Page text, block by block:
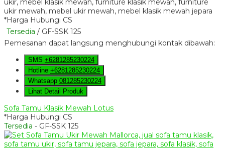
*Harga Hubungi CS
Tersedia / GF-SSK 125
Pemesanan dapat langsung menghubungi kontak dibawah:
SMS +6281285230224
Hotline +6281285230224
Whatsapp 081285230224
Lihat Detail Produk
Sofa Tamu Klasik Mewah Lotus
*Harga Hubungi CS
Tersedia - GF-SSK 125